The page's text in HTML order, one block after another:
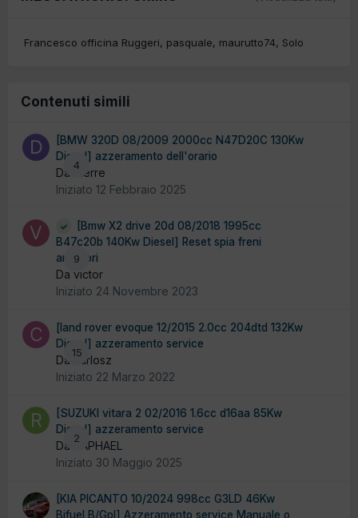
Francesco officina Ruggeri pasquale maurutto74 Solo
Contenuti simili
4
[BMW 320D 08/2009 2000cc N47D20C 130Kw
Diesel] azzeramento dell'orario
Da dierre
Iniziato 12 Febbraio 2025
9
[Bmw X2 drive 20d 08/2018 1995cc
B47c20b 140Kw Diesel] Reset spia freni
anteriori
Da victor
Iniziato 24 Novembre 2023
15
[land rover evoque 12/2015 2.0cc 204dtd 132Kw
Diesel] azzeramento service
Da carlosz
Iniziato 22 Marzo 2022
2
[SUZUKI vitara 2 02/2016 1.6cc d16aa 85Kw
Diesel] azzeramento service
Da RAPHAEL
Iniziato 30 Maggio 2025
[KIA PICANTO 10/2024 998cc G3LD 46Kw
Bifuel B/Gpl] Azzeramento service Manuale o